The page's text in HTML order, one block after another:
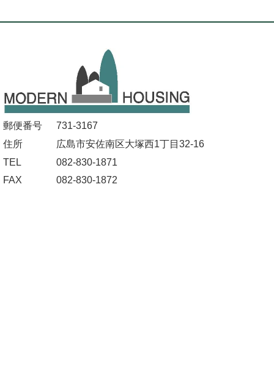
郵便番号
731-3167
住所
広島市安佐南区大塚西1丁目32-16
TEL
082-830-1871
FAX
082-830-1872